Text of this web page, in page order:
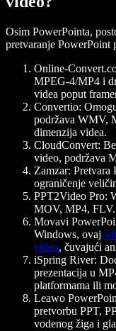
Osim PowerPointa,
pretvaranje PowerPoint
Online-
MPEG-4/MP4 i
videa poput
Convertio:
podržava WMV,
dimenzija videa.
CloudConvert:
video, podržava
Zamzar: Pretvara
ograničenje
PPT2Video Pro:
MOV, MP4, FLV.
Movavi
Windows, ovaj
video, čuvajući
iSpring River:
prezentacija u
platformama ili
Leawo
pretvorbu PPT,
vodenog žiga i